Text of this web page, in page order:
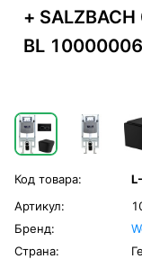
+
BL
Код товара:
Артикул:
Бренд:
Страна: